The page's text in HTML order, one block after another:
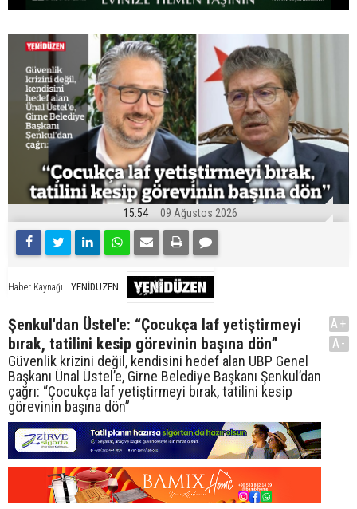
15:54 09 Ağustos 2026
Haber Kaynağı YENİDÜZEN
Şenkul'dan Üstel'e: “Çocukça laf yetiştirmeyi
bırak, tatilini kesip görevinin başına dön”
Güvenlik krizini değil, kendisini hedef alan UBP Genel
Başkanı Ünal Üstel’e, Girne Belediye Başkanı Şenkul’dan
çağrı: “Çocukça laf yetiştirmeyi bırak, tatilini kesip
görevinin başına dön”
A+
A-